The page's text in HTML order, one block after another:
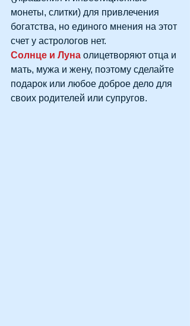
монеты, слитки) для привлечения
богатства, но единого мнения на этот
счет у астрологов нет.
Солнце и Луна олицетворяют отца и
мать, мужа и жену, поэтому сделайте
подарок или любое доброе дело для
своих родителей или супругов.